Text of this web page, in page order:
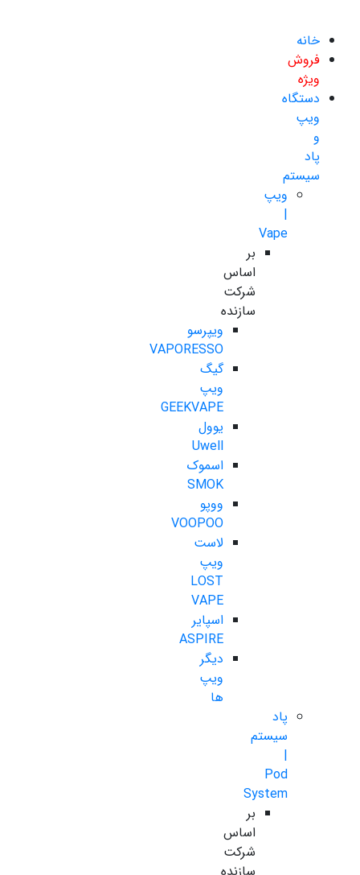
خانه
فروش
ویژه
دستگاه
ویپ
و
پاد
سیستم
ویپ
|
Vape
بر
اساس
شرکت
سازنده
ویپرسو
VAPORESSO
گیگ
ویپ
GEEKVAPE
یوول
Uwell
اسموک
SMOK
ووپو
VOOPOO
لاست
ویپ
LOST
VAPE
اسپایر
ASPIRE
دیگر
ویپ
ها
پاد
سیستم
|
Pod
System
بر
اساس
شرکت